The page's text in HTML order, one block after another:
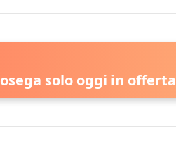
solo oggi in